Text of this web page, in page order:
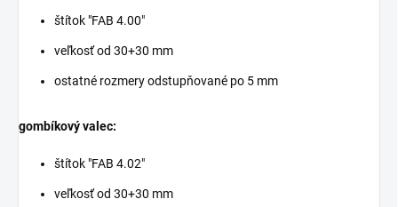
štítok "FAB 4.00"
veľkosť od 30+30 mm
ostatné rozmery odstupňované po 5 mm
gombíkový valec:
štítok "FAB 4.02"
veľkosť od 30+30 mm